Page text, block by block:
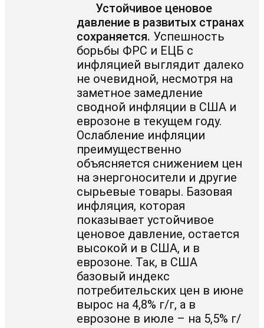
Устойчивое ценовое
давление в развитых странах
сохраняется. Успешность
борьбы ФРС и ЕЦБ с
инфляцией выглядит далеко
не очевидной, несмотря на
заметное замедление
сводной инфляции в США и
еврозоне в текущем году.
Ослабление инфляции
преимущественно
объясняется снижением цен
на энергоносители и другие
сырьевые товары. Базовая
инфляция, которая
показывает устойчивое
ценовое давление, остается
высокой и в США, и в
еврозоне. Так, в США
базовый индекс
потребительских цен в июне
вырос на 4,8% г/г, а в
еврозоне в июле – на 5,5% г/